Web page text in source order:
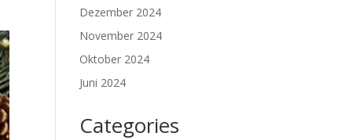
Dezember 2024
November 2024
Oktober 2024
Juni 2024
Categories